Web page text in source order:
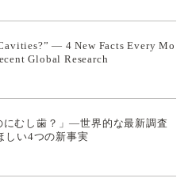
— 4 New Facts Every Mo
Global Research
むし歯？」—世界的な最新調査
しい4つの新事実